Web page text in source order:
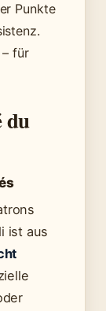
Punkte
für
du
ist aus